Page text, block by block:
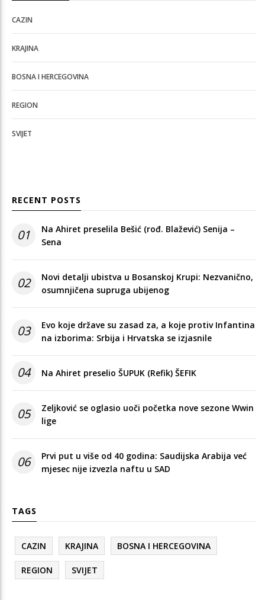
CAZIN
KRAJINA
BOSNA I HERCEGOVINA
REGION
SVIJET
RECENT POSTS
01
Na Ahiret preselila Bešić (rođ. Blažević) Senija –
Sena
02
Novi detalji ubistva u Bosanskoj Krupi: Nezvanično,
osumnjičena supruga ubijenog
03
Evo koje države su zasad za, a koje protiv Infantina
na izborima: Srbija i Hrvatska se izjasnile
04 Na Ahiret preselio ŠUPUK (Refik) ŠEFIK
05
Zeljković se oglasio uoči početka nove sezone Wwin
lige
06
Prvi put u više od 40 godina: Saudijska Arabija već
mjesec nije izvezla naftu u SAD
TAGS
CAZIN KRAJINA BOSNA I HERCEGOVINA
REGION SVIJET